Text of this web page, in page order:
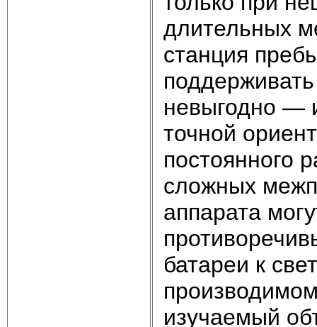
длительных
станция
невыгодно —
точной
постоянного
сложных
аппарата
батареи к
изучаемый